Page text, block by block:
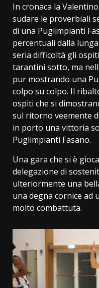
In cronaca la
sudare le proverbiali
di una Puglimpianti
percentuali dalla
seria difficoltà gli
tarantini sotto, ma
pur mostrando una
colpo su colpo. Il
ospiti che si
sul ritorno veemente
in porto una vittoria
Puglimpianti Fasano.
Una gara che si è
delegazione di
ulteriormente una
una degna cornice ad
molto combattuta.